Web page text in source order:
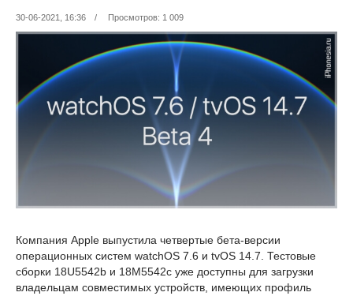
30-06-2021, 16:36 / Просмотров: 1 009
Компания Apple выпустила четвертые бета-версии
операционных систем watchOS 7.6 и tvOS 14.7. Тестовые
сборки 18U5542b и 18M5542c уже доступны для загрузки
владельцам совместимых устройств, имеющих профиль